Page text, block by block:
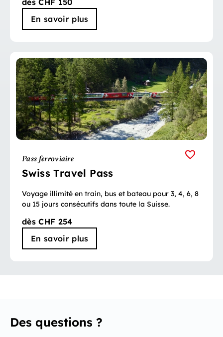
dès CHF 150
En savoir plus
Pass ferroviaire
Swiss Travel Pass
Voyage illimité en train, bus et bateau pour 3, 4, 6, 8
ou 15 jours consécutifs dans toute la Suisse.
dès CHF 254
En savoir plus
Des questions ?